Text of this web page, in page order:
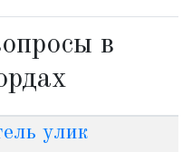
в
улик